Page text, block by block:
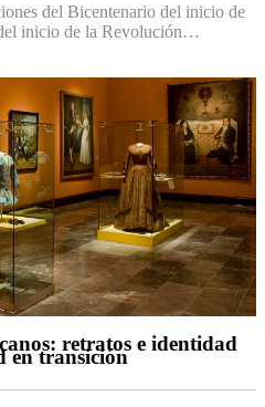
del Bicentenario del inicio de
inicio de la Revolución…
retratos e identidad
en transición